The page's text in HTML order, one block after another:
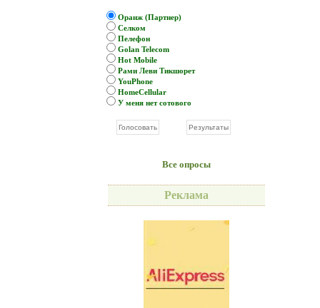
Оранж (Партнер)
Селком
Пелефон
Golan Telecom
Hot Mobile
Рами Леви Тикшорет
YouPhone
HomeCellular
У меня нет сотового
Все опросы
Реклама